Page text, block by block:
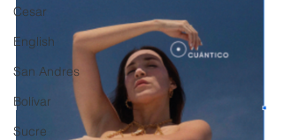
Cesar
English
San Andres
Bolívar
Sucre